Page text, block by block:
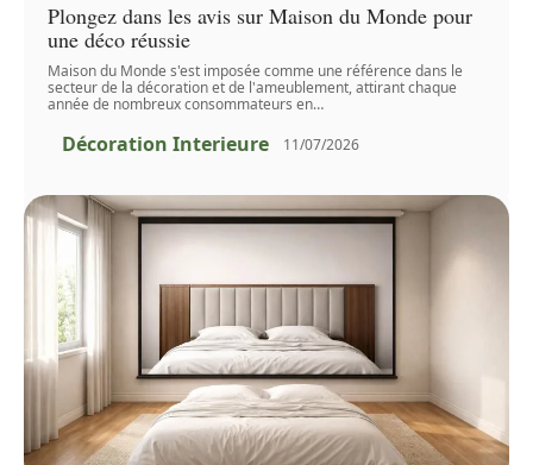
Plongez dans les avis sur Maison du Monde pour
une déco réussie
Maison du Monde s'est imposée comme une référence dans le
secteur de la décoration et de l'ameublement, attirant chaque
année de nombreux consommateurs en…
Décoration Interieure 11/07/2026